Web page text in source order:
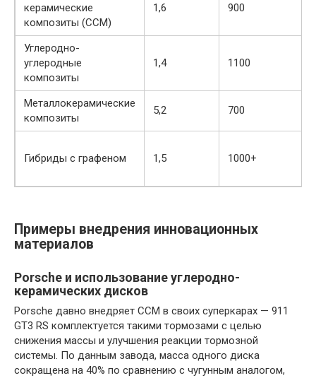
керамические
композиты (CCM)
1,6 900
Углеродно-
углеродные
композиты
1,4 1100
Металлокерамические
композиты
5,2 700
Гибриды с графеном 1,5 1000+
Примеры внедрения инновационных
материалов
Porsche и использование углеродно-
керамических дисков
Porsche давно внедряет CCM в своих суперкарах — 911
GT3 RS комплектуется такими тормозами с целью
снижения массы и улучшения реакции тормозной
системы. По данным завода, масса одного диска
сокращена на 40% по сравнению с чугунным аналогом,